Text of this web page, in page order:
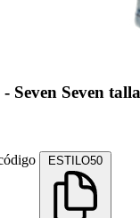
Seven Seven
ESTILO50